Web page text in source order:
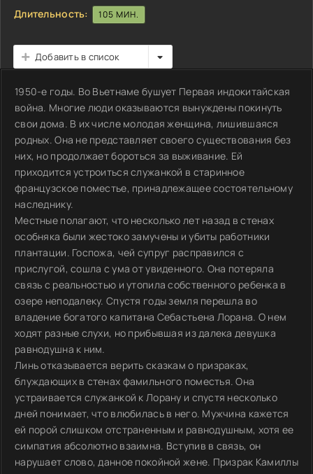
Длительность: 105 МИН.
Добавить в список
1950-е годы. Во Вьетнаме бушует Первая индокитайская
война. Многие люди оказываются вынуждены покинуть
свои дома. В их числе молодая женщина, лишившаяся
родных. Она не представляет своего существования без
них, но продолжает бороться за выживание. Ей
приходится устроиться служанкой в старинное
французское поместье, принадлежащее состоятельному
наследнику.
Местные полагают, что несколько лет назад в стенах
особняка были жестоко замучены и убиты работники
плантации. Госпожа, чей супруг расправился с
прислугой, сошла с ума от увиденного. Она потеряла
связь с реальностью и утопила собственного ребенка в
озере неподалеку. Спустя годы земля перешла во
владение богатого капитана Себастьена Лорана. О нем
ходят разные слухи, но прибывшая из далека девушка
равнодушна к ним.
Линь отказывается верить сказкам о призраках,
блуждающих в стенах фамильного поместья. Она
устраивается служанкой к Лорану и спустя несколько
дней понимает, что влюбилась в него. Мужчина кажется
ей порой слишком отстраненным и равнодушным, хотя ее
симпатия абсолютно взаимна. Вступив в связь, он
нарушает слово, данное покойной жене. Призрак Камиллы